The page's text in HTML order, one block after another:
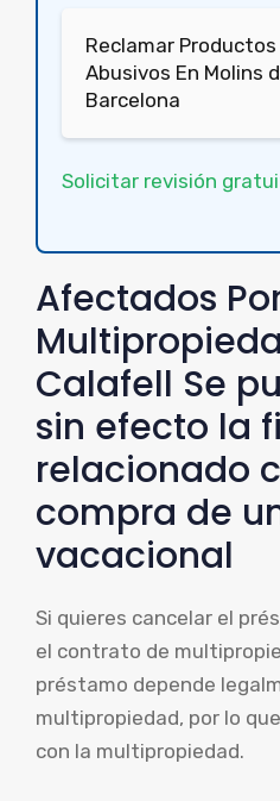
Reclamar
Abusivos En Molins
Barcelona
Solicitar revisión
Afectados
Calafell Se
sin efecto la
relacionado
compra de
vacacional
Si quieres cancelar el
el contrato de
préstamo depende
multipropiedad, por lo
con la multipropiedad.